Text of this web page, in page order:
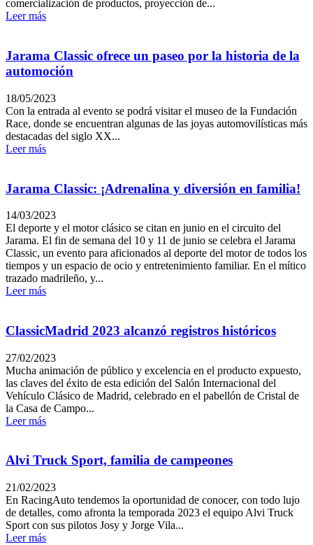
comercialización de productos, proyección de...
Leer más
Jarama Classic ofrece un paseo por la historia de la
automoción
18/05/2023
Con la entrada al evento se podrá visitar el museo de la Fundación
Race, donde se encuentran algunas de las joyas automovilísticas más
destacadas del siglo XX...
Leer más
Jarama Classic: ¡Adrenalina y diversión en familia!
14/03/2023
El deporte y el motor clásico se citan en junio en el circuito del
Jarama. El fin de semana del 10 y 11 de junio se celebra el Jarama
Classic, un evento para aficionados al deporte del motor de todos los
tiempos y un espacio de ocio y entretenimiento familiar. En el mítico
trazado madrileño, y...
Leer más
ClassicMadrid 2023 alcanzó registros históricos
27/02/2023
Mucha animación de público y excelencia en el producto expuesto,
las claves del éxito de esta edición del Salón Internacional del
Vehículo Clásico de Madrid, celebrado en el pabellón de Cristal de
la Casa de Campo...
Leer más
Alvi Truck Sport, familia de campeones
21/02/2023
En RacingAuto tendemos la oportunidad de conocer, con todo lujo
de detalles, como afronta la temporada 2023 el equipo Alvi Truck
Sport con sus pilotos Josy y Jorge Vila...
Leer más